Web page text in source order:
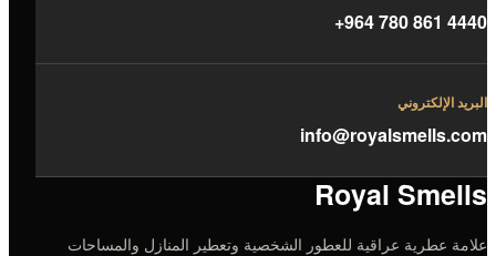
+964 780 861 4440
البريد الإلكتروني
info@royalsmells.com
Royal Smells
علامة عطرية عراقية للعطور الشخصية وتعطير المنازل والمساحات